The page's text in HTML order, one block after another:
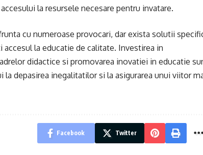
la resursele necesare pentru invatare.
cu numeroase provocari, dar exista solutii
la educatie de calitate. Investirea in
didactice si promovarea inovatiei in educatie
depasirea inegalitatilor si la asigurarea unui viitor
Facebook Twitter